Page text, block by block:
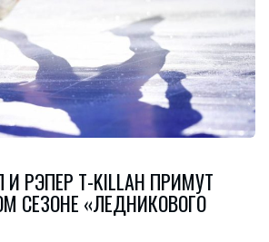
РЭПЕР T-KILLAH ПРИМУТ
СЕЗОНЕ «ЛЕДНИКОВОГО